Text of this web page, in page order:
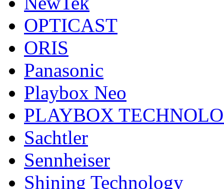
OPTICAST
ORIS
Panasonic
Playbox Neo
PLAYBOX
Sachtler
Sennheiser
Shining Technology